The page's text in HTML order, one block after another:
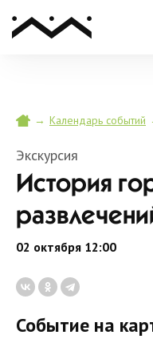
→ Календарь событий
Экскурсия
История
02 октября 12:00
Событие на